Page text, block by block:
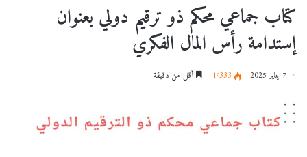
كتاب جماعي محكم ذو ترقيم دولي بعنوان
إستدامة رأس المال الفكري
7 يناير 2025 1٬333 أقل من دقيقة